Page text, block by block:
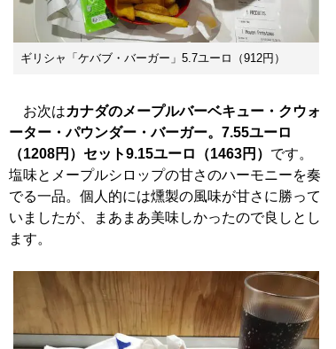
ギリシャ「ケバブ・バーガー」5.7ユーロ（912円）
お次はカナダのメープルバーベキュー・クウォ
ーター・パウンダー・バーガー。7.55ユーロ
（1208円）セット9.15ユーロ（1463円） です。
塩味とメープルシロップの甘さのハーモニーを奏
でる一品。個人的には燻製の風味が甘さに勝って
いましたが、まあまあ美味しかったので良しとし
ます。